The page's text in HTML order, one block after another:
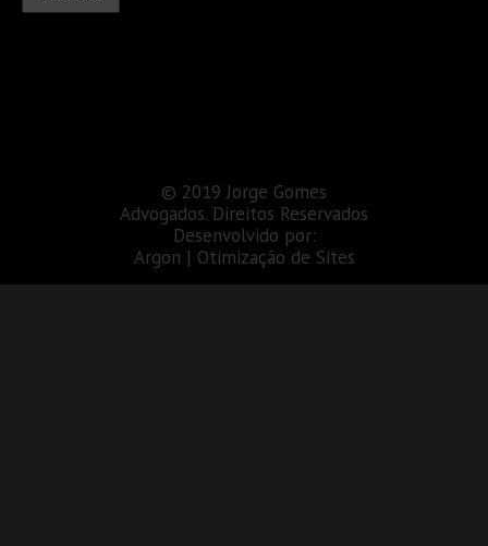
© 2019 Jorge Gomes
Advogados. Direitos Reservados
Desenvolvido por:
Argon | Otimização de Sites